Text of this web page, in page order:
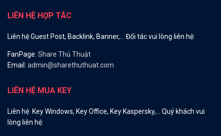
LIÊN HỆ HỢP TÁC
Liên hệ Guest Post, Backlink, Banner,… Đối tác vui lòng liên hệ:
FanPage: Share Thủ Thuật
Email: admin@sharethuthuat.com
LIÊN HỆ MUA KEY
Liên hệ Key Windows, Key Office, Key Kaspersky,… Quý khách vui
lòng liên hệ: